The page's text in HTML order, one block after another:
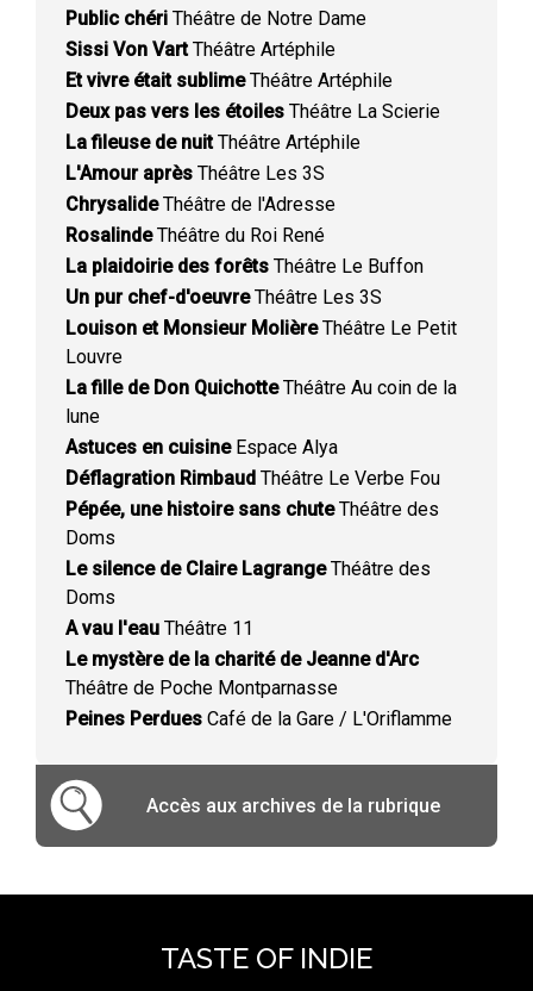
Public chéri Théâtre de Notre Dame
Sissi Von VartThéâtre Artéphile
Et vivre était sublimeThéâtre Artéphile
Deux pas vers les étoiles Théâtre La Scierie
La fileuse de nuitThéâtre Artéphile
L'Amour après Théâtre Les 3S
ChrysalideThéâtre de l'Adresse
RosalindeThéâtre du Roi René
La plaidoirie des forêts Théâtre Le Buffon
Un pur chef-d'oeuvreThéâtre Les 3S
Louison et Monsieur MolièreThéâtre Le Petit
Louvre
La fille de Don QuichotteThéâtre Au coin de la
lune
Astuces en cuisineEspace Alya
Déflagration Rimbaud Théâtre Le Verbe Fou
Pépée, une histoire sans chuteThéâtre des
Doms
Le silence de Claire LagrangeThéâtre des
Doms
A vau l'eau Théâtre 11
Le mystère de la charité de Jeanne d'Arc
Théâtre de Poche Montparnasse
Peines Perdues Café de la Gare / L'Oriflamme
Accès aux archives de la rubrique
TASTE OF INDIE